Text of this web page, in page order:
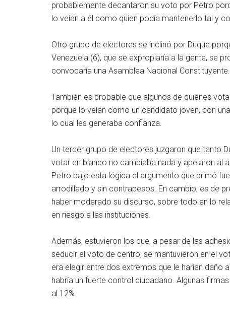
probablemente decantaron su voto por Petro
lo veían a él como quien podía mantenerlo tal y
Otro grupo de electores se inclinó por Duque
Venezuela (6), que se expropiaría a la gente, se
convocaría una Asamblea Nacional Constituyente.
También es probable que algunos de quienes
porque lo veían como un candidato joven, con
lo cual les generaba confianza.
Un tercer grupo de electores juzgaron que tanto
votar en blanco no cambiaba nada y apelaron al
Petro bajo esta lógica el argumento que primó
arrodillado y sin contrapesos. En cambio, es de
haber moderado su discurso, sobre todo en lo
en riesgo a las instituciones.
Además, estuvieron los que, a pesar de las
seducir el voto de centro, se mantuvieron en el
era elegir entre dos extremos que le harían daño
habría un fuerte control ciudadano. Algunas
al 12%.